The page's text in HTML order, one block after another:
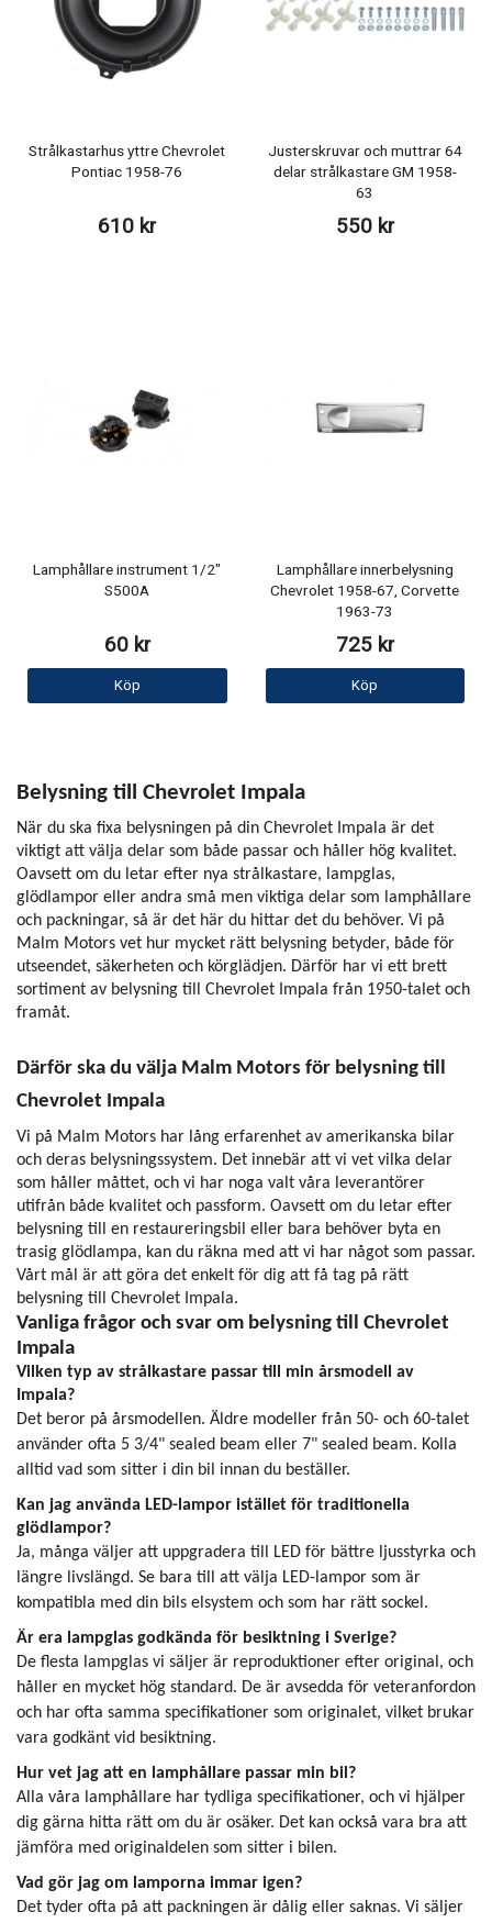
Strålkastarhus yttre Chevrolet
Pontiac 1958-76
610 kr
Justerskruvar och muttrar 64
delar strålkastare GM 1958-
63
550 kr
Lamphållare instrument 1/2"
S500A
60 kr
Köp
Lamphållare innerbelysning
Chevrolet 1958-67, Corvette
1963-73
725 kr
Köp
Belysning till Chevrolet Impala
När du ska fixa belysningen på din Chevrolet Impala är det
viktigt att välja delar som både passar och håller hög kvalitet.
Oavsett om du letar efter nya strålkastare, lampglas,
glödlampor eller andra små men viktiga delar som lamphållare
och packningar, så är det här du hittar det du behöver. Vi på
Malm Motors vet hur mycket rätt belysning betyder, både för
utseendet, säkerheten och körglädjen. Därför har vi ett brett
sortiment av belysning till Chevrolet Impala från 1950-talet och
framåt.
Därför ska du välja Malm Motors för belysning till
Chevrolet Impala
Vi på Malm Motors har lång erfarenhet av amerikanska bilar
och deras belysningssystem. Det innebär att vi vet vilka delar
som håller måttet, och vi har noga valt våra leverantörer
utifrån både kvalitet och passform. Oavsett om du letar efter
belysning till en restaureringsbil eller bara behöver byta en
trasig glödlampa, kan du räkna med att vi har något som passar.
Vårt mål är att göra det enkelt för dig att få tag på rätt
belysning till Chevrolet Impala.
Vanliga frågor och svar om belysning till Chevrolet
Impala
Vilken typ av strålkastare passar till min årsmodell av
Impala?
Det beror på årsmodellen. Äldre modeller från 50- och 60-talet
använder ofta 5 3/4" sealed beam eller 7" sealed beam. Kolla
alltid vad som sitter i din bil innan du beställer.
Kan jag använda LED-lampor istället för traditionella
glödlampor?
Ja, många väljer att uppgradera till LED för bättre ljusstyrka och
längre livslängd. Se bara till att välja LED-lampor som är
kompatibla med din bils elsystem och som har rätt sockel.
Är era lampglas godkända för besiktning i Sverige?
De flesta lampglas vi säljer är reproduktioner efter original, och
håller en mycket hög standard. De är avsedda för veteranfordon
och har ofta samma specifikationer som originalet, vilket brukar
vara godkänt vid besiktning.
Hur vet jag att en lamphållare passar min bil?
Alla våra lamphållare har tydliga specifikationer, och vi hjälper
dig gärna hitta rätt om du är osäker. Det kan också vara bra att
jämföra med originaldelen som sitter i bilen.
Vad gör jag om lamporna immar igen?
Det tyder ofta på att packningen är dålig eller saknas. Vi säljer